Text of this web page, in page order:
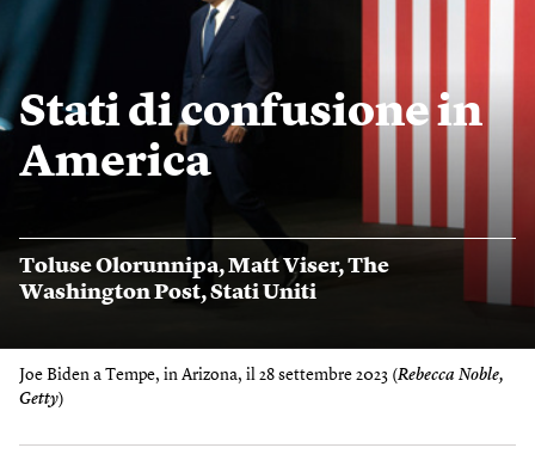
Joe Biden a Tempe, in Arizona, il 28 settembre 2023 (Rebecca Noble,
Getty)
Stati di confusione in
America
Toluse Olorunnipa,Matt Viser,The
Washington Post,Stati Uniti